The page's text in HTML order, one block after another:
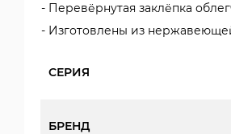
Перевёрнутая заклёпка
Изготовлены из
СЕРИЯ
БРЕНД